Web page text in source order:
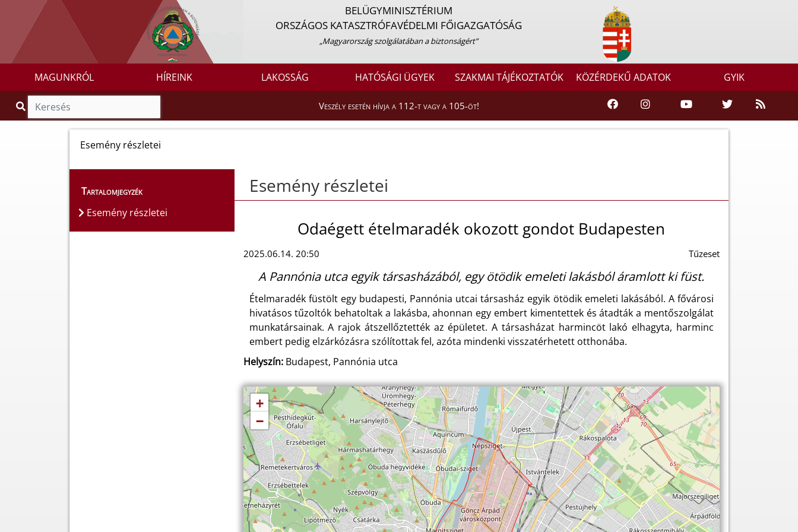
BELÜGYMINISZTÉRIUM
ORSZÁGOS KATASZTRÓFAVÉDELMI FŐIGAZGATÓSÁG
„Magyarország szolgálatában a biztonságért”
MAGUNKRÓL HÍREINK LAKOSSÁG HATÓSÁGI ÜGYEK SZAKMAI TÁJÉKOZTATÓK KÖZÉRDEKŰ ADATOK GYIK
Veszély esetén hívja a 112-t vagy a 105-öt!
Esemény részletei
Tartalomjegyzék
Esemény részletei
Esemény részletei
Odaégett ételmaradék okozott gondot Budapesten
2025.06.14. 20:50 Tűzeset
A Pannónia utca egyik társasházából, egy ötödik emeleti lakásból áramlott ki füst.
Ételmaradék füstölt egy budapesti, Pannónia utcai társasház egyik ötödik emeleti lakásából. A fővárosi
hivatásos tűzoltók behatoltak a lakásba, ahonnan egy embert kimentettek és átadták a mentőszolgálat
munkatársainak. A rajok átszellőztették az épületet. A társasházat harmincöt lakó elhagyta, harminc
embert pedig elzárkózásra szólítottak fel, azóta mindenki visszatérhetett otthonába.
Helyszín:Budapest, Pannónia utca
+
−